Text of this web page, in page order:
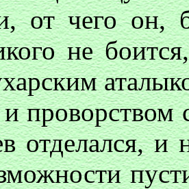
от чего он,
не
проворством
отделался, и